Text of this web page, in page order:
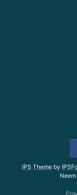
IPS Theme by